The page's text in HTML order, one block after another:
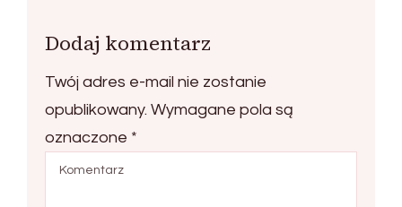
Dodaj komentarz
Twój adres e-mail nie zostanie
opublikowany. Wymagane pola są
oznaczone *